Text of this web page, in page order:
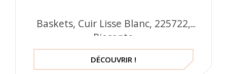
Baskets, Cuir Lisse Blanc, 225722,
Piesanto
DÉCOUVRIR !